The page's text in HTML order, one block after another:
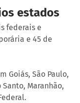
estados
federais e
e 45 de
Goiás, São Paulo,
Maranhão,